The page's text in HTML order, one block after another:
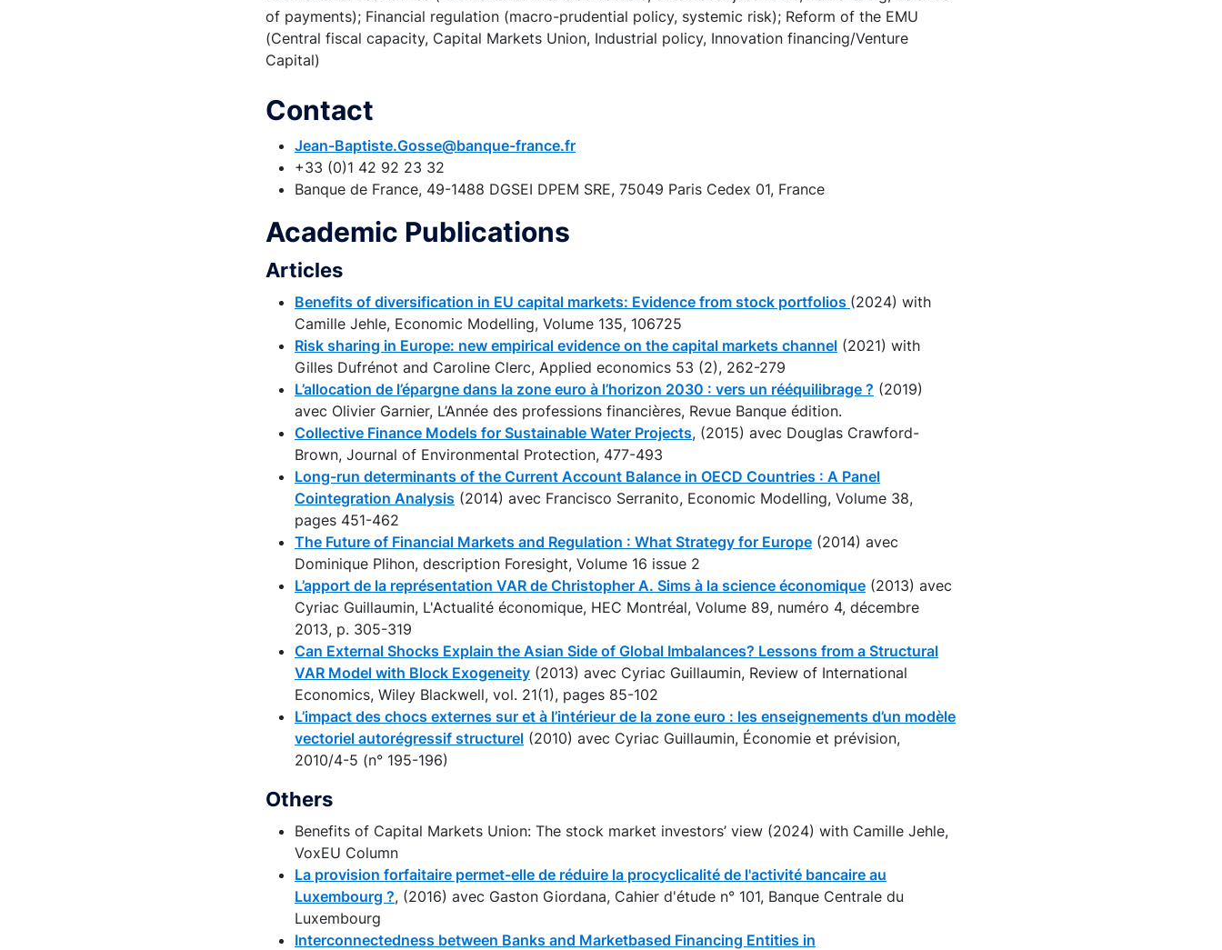
of payments); Financial regulation (macro-prudential policy, systemic risk); Reform of the EMU
(Central fiscal capacity, Capital Markets Union, Industrial policy, Innovation financing/Venture
Capital)
Contact
Jean-Baptiste.Gosse@banque-france.fr
+33 (0)1 42 92 23 32
Banque de France, 49-1488 DGSEI DPEM SRE, 75049 Paris Cedex 01, France
Academic Publications
Articles
Benefits of diversification in EU capital markets: Evidence from stock portfolios (2024) with
Camille Jehle, Economic Modelling, Volume 135, 106725
Risk sharing in Europe: new empirical evidence on the capital markets channel (2021) with
Gilles Dufrénot and Caroline Clerc, Applied economics 53 (2), 262-279
L’allocation de l’épargne dans la zone euro à l’horizon 2030 : vers un rééquilibrage ? (2019)
avec Olivier Garnier, L’Année des professions financières, Revue Banque édition.
Collective Finance Models for Sustainable Water Projects, (2015) avec Douglas Crawford-
Brown, Journal of Environmental Protection, 477-493
Long-run determinants of the Current Account Balance in OECD Countries : A Panel
Cointegration Analysis (2014) avec Francisco Serranito, Economic Modelling, Volume 38,
pages 451-462
The Future of Financial Markets and Regulation : What Strategy for Europe (2014) avec
Dominique Plihon, description Foresight, Volume 16 issue 2
L’apport de la représentation VAR de Christopher A. Sims à la science économique (2013) avec
Cyriac Guillaumin, L'Actualité économique, HEC Montréal, Volume 89, numéro 4, décembre
2013, p. 305-319
Can External Shocks Explain the Asian Side of Global Imbalances? Lessons from a Structural
VAR Model with Block Exogeneity (2013) avec Cyriac Guillaumin, Review of International
Economics, Wiley Blackwell, vol. 21(1), pages 85-102
L’impact des chocs externes sur et à l’intérieur de la zone euro : les enseignements d’un modèle
vectoriel autorégressif structurel (2010) avec Cyriac Guillaumin, Économie et prévision,
2010/4-5 (n° 195-196)
Others
Benefits of Capital Markets Union: The stock market investors’ view (2024) with Camille Jehle,
VoxEU Column
La provision forfaitaire permet-elle de réduire la procyclicalité de l'activité bancaire au
Luxembourg ?, (2016) avec Gaston Giordana, Cahier d'étude n° 101, Banque Centrale du
Luxembourg
Interconnectedness between Banks and Marketbased Financing Entities in